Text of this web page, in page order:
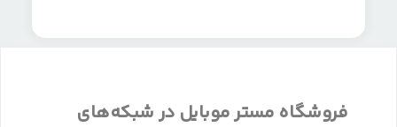
فروشگاه مستر موبایل در شبکه‌های